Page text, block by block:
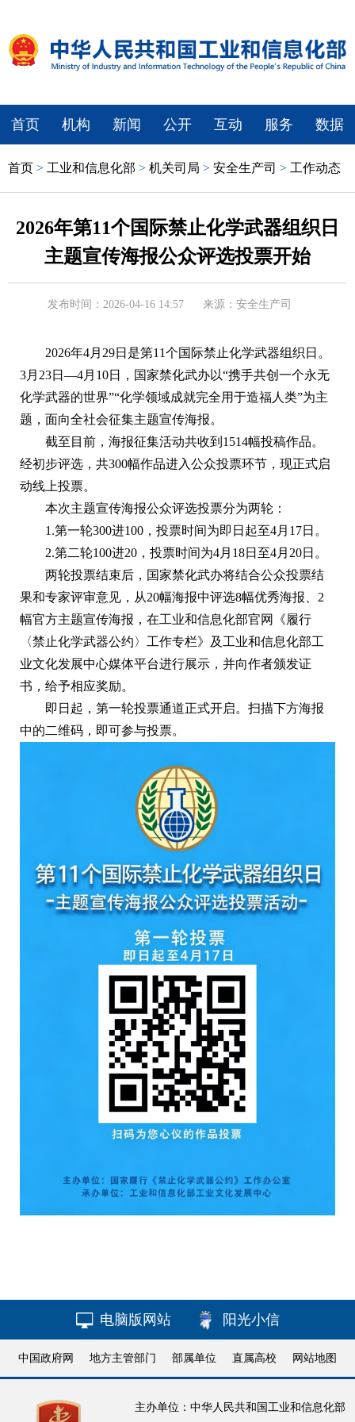
首页 机构 新闻 公开 互动 服务 数据
首页 > 工业和信息化部 > 机关司局 > 安全生产司 > 工作动态
2026年第11个国际禁止化学武器组织日
主题宣传海报公众评选投票开始
发布时间：2026-04-16 14:57 来源：安全生产司
2026年4月29日是第11个国际禁止化学武器组织日。
3月23日—4月10日，国家禁化武办以“携手共创一个永无
化学武器的世界”“化学领域成就完全用于造福人类”为主
题，面向全社会征集主题宣传海报。
截至目前，海报征集活动共收到1514幅投稿作品。
经初步评选，共300幅作品进入公众投票环节，现正式启
动线上投票。
本次主题宣传海报公众评选投票分为两轮：
1.第一轮300进100，投票时间为即日起至4月17日。
2.第二轮100进20，投票时间为4月18日至4月20日。
两轮投票结束后，国家禁化武办将结合公众投票结
果和专家评审意见，从20幅海报中评选8幅优秀海报、2
幅官方主题宣传海报，在工业和信息化部官网《履行
〈禁止化学武器公约〉工作专栏》及工业和信息化部工
业文化发展中心媒体平台进行展示，并向作者颁发证
书，给予相应奖励。
即日起，第一轮投票通道正式开启。扫描下方海报
中的二维码，即可参与投票。
电脑版网站 阳光小信
中国政府网 地方主管部门 部属单位 直属高校 网站地图
主办单位：中华人民共和国工业和信息化部